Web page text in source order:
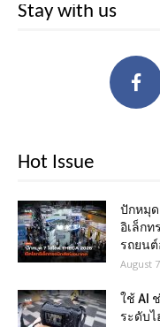
Stay with us
Hot Issue
ปักหมุด
อิเล็กท
รถยน
August
ใช้ AI
ระดับไ